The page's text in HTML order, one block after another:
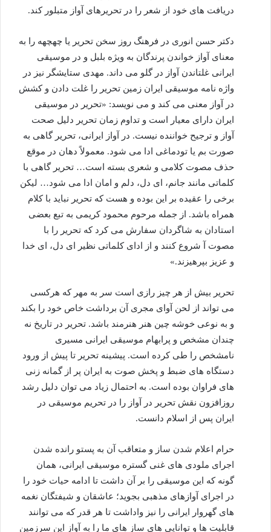
دریافت های خود از شعر را در تحریرهای آواز متبلور كند.
دكتر حسن انوری در فرهنگ روز سخن تحریر یا چهچهه را به
معنای آواز خواندن پرندگان به ویژه بلبل و در موسیقی
ایرانی غلتاندن آواز در گلو می داند. مهدی ستایشگر نیز در
واژه نامه موسیقی ایران زمین تحریر را غلت دادن و كشش
در آواز معنی می كند و می نویسد: «تحریر در موسیقی
ایران دارای معیار است و تداوم زمان تحریر دلیل صحت
آواز و ترجیح خواننده نیست. در آواز ایرانی، تحریر گاهی به
صورت بم یا تودماغی ادا می شود. معمولاً دهان در موقع
حذف مصوت كلامی و شعری بسته است… تحریر گاهی با
كلماتی مانند جانم، ای دل، دلم و امان ادا می شود… لیكن
برخی را عقیده بر این بوده و هست كه تحریر نباید با كلام
همراه باشد. از جمله مرحوم محمود كریمی به تبع بعضی
استادان به شاگردان سفارش می كرد كه تحریر را با
مصوت آ شروع كنند و از ادای كلماتی نظیر ای دل، ای خدا
و عزیز بپرهیزند.»
تحریر بیش از هر چیز رازی است سر به مهر كه هركسی
می تواند از لحن آوای مجری آن برداشت خاص خود را بكند
و به نوعی خوشه چین هنر هنرمند باشد. تحریر در تاریخ نه
چندان مشخص و پرابهام موسیقی ایرانی مسیری
نامشخص را طی كرده است. پیشینه تحریر تا پیش از ورود
دستگاه های ضبط و پخش صوت به ایران پر از گمانه زنی
های فراوان بوده است. به احتمال زیاد می توان دلیل رشد
روزافزون نقش تحریر در آواز را در تحریم موسیقی در
ایران پس از اسلام دانست.
حرام اعلام شدن ساز و متعاقب آن به پستو رانده شدن
اجرای ملودی های غنی گستره موسیقی ایرانی، همان
گونه كه این موسیقی را بر آن داشت تا ادامه حیات خود را
در اجرای آوازهای مذهبی بجوید؛ عاشقان و شیفتگان نغمه
های گهروار ایرانی را نیز واداشت تا هر قدر كه می توانند
قابلیت ها و توانایی های ساز های ما را به آواز این سرزمین